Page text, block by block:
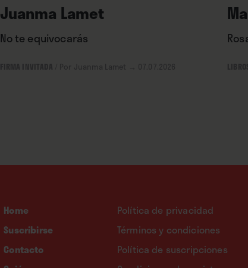
Juanma Lamet
No te equivocarás
Home
Suscribirse
Contacto
Política de privacidad
Términos y condiciones
Política de suscripciones